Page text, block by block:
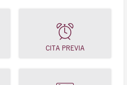
CITA PREVIA